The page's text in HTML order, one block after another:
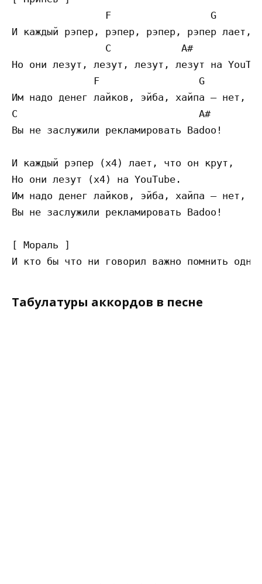
                F                 G
И каждый рэпер, рэпер, рэпер, рэпер лает,
                C            A#
Но они лезут, лезут, лезут, лезут на
              F                 G
Им надо денег лайков, эйба, хайпа — нет,
C                               A#
Вы не заслужили рекламировать Вadoo!
И каждый рэпер (x4) лает, что он крут,
Но они лезут (x4) на YouTube.
Им надо денег лайков, эйба, хайпа — нет,
Вы не заслужили рекламировать Вadoo!
[ Мораль ]
Табулатуры аккордов в песне